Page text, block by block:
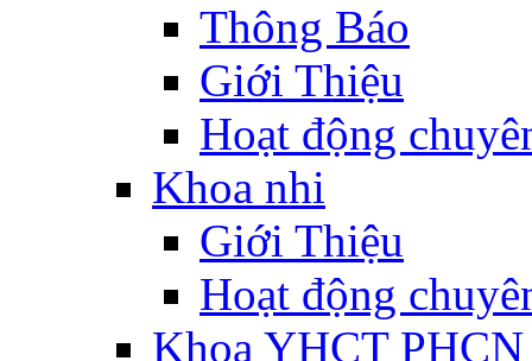
Thông Báo
Giới Thiệu
Hoạt động
Khoa nhi
Giới Thiệu
Hoạt động
Khoa YHCT PHCN